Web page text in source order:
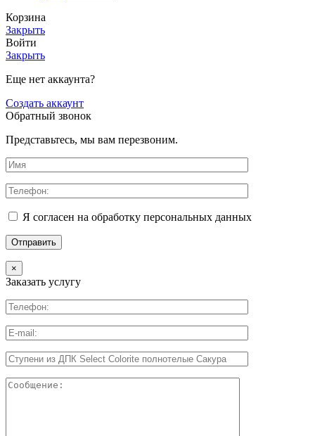
Корзина
Закрыть
Войти
Закрыть
Еще нет аккаунта?
Создать аккаунт
Обратный звонок
Представьтесь, мы вам перезвоним.
Я согласен на обработку персональных данных
×
Заказать услугу